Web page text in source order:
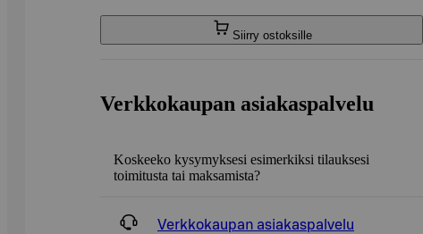
Siirry ostoksille
Verkkokaupan asiakaspalvelu
Koskeeko kysymyksesi esimerkiksi tilauksesi
toimitusta tai maksamista?
Verkkokaupan asiakaspalvelu